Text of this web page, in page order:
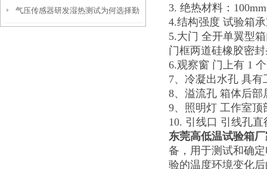
热试验箱选型方法
气压传感器研发湿热测试为何选择勤
3. 绝热材料：
4.结构强度 试验箱
5.大门 全开单翼型
门框两道硅橡胶密
6.观察窗 门上有 1
7、冷凝出水孔 具
8、溢流孔 箱体后
9、照明灯 工作室
10. 引线口 引线孔
东莞高低温试验箱
备，用于测试和确
验的温度环境变化